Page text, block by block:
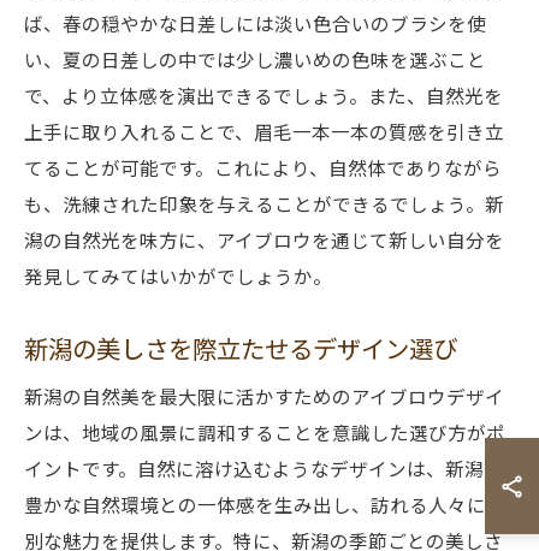
ば、春の穏やかな日差しには淡い色合いのブラシを使
い、夏の日差しの中では少し濃いめの色味を選ぶこと
で、より立体感を演出できるでしょう。また、自然光を
上手に取り入れることで、眉毛一本一本の質感を引き立
てることが可能です。これにより、自然体でありながら
も、洗練された印象を与えることができるでしょう。新
潟の自然光を味方に、アイブロウを通じて新しい自分を
発見してみてはいかがでしょうか。
新潟の美しさを際立たせるデザイン選び
新潟の自然美を最大限に活かすためのアイブロウデザイ
ンは、地域の風景に調和することを意識した選び方がポ
イントです。自然に溶け込むようなデザインは、新潟の
豊かな自然環境との一体感を生み出し、訪れる人々に特
別な魅力を提供します。特に、新潟の季節ごとの美しさ